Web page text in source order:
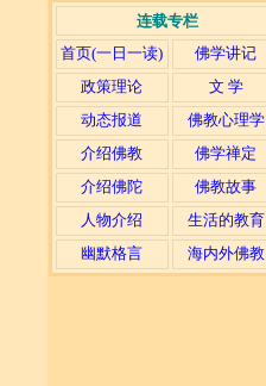
连载专栏
首页(一日一读)
佛学讲记
政策理论
文 学
动态报道
佛教心理学
介绍佛教
佛学禅定
介绍佛陀
佛教故事
人物介绍
生活的教育
幽默格言
海内外佛教